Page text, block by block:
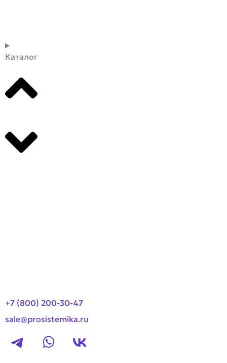
Каталог
+7 (800) 200-30-47
sale@prosistemika.ru